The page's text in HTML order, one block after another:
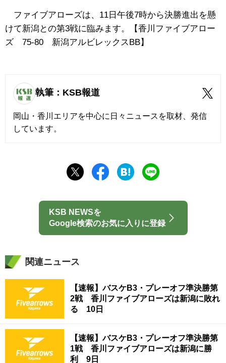
ファイブアローズは、11日午後7時から決勝進出を懸
けて新潟との第3戦に臨みます。【香川ファイブアロー
ズ 75‐80 新潟アルビレックスBB】
執筆：KSB報道
岡山・香川エリアを中心に日々ニュースを取材、発信
しています。
KSB NEWSを
Google検索のお気に入りに登録
関連ニュース
【速報】バスケB3・プレーオフ準決勝第
2戦 香川ファイブアローズは新潟に敗れ
る 10日
【速報】バスケB3・プレーオフ準決勝第
1戦 香川ファイブアローズは新潟に勝
利 9日